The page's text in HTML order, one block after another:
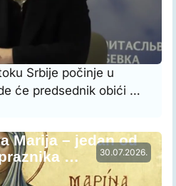
Srbije počinje u
će predsednik obići …
30.07.2026.
Marija – jedan od
…